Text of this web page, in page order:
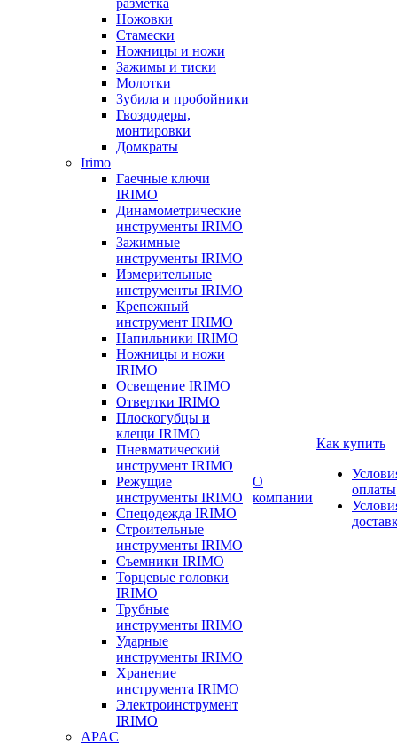
разметка
Ножовки
Стамески
Ножницы и ножи
Зажимы и тиски
Молотки
Зубила и пробойники
Гвоздодеры,
монтировки
Домкраты
Irimo
Гаечные ключи
IRIMO
Динамометрические
инструменты IRIMO
Зажимные
инструменты IRIMO
Измерительные
инструменты IRIMO
Крепежный
инструмент IRIMO
Напильники IRIMO
Ножницы и ножи
IRIMO
Освещение IRIMO
Отвертки IRIMO
Плоскогубцы и
клещи IRIMO
Пневматический
инструмент IRIMO
Режущие
инструменты IRIMO
Спецодежда IRIMO
Строительные
инструменты IRIMO
Съемники IRIMO
Торцевые головки
IRIMO
Трубные
инструменты IRIMO
Ударные
инструменты IRIMO
Хранение
инструмента IRIMO
Электроинструмент
IRIMO
APAC
О
компании
Как купить
оплаты